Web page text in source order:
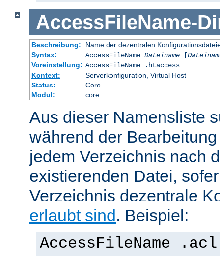
AccessFileName-
Beschreibung:
Name der dezentralen
Syntax:
AccessFileName Dateiname[
Voreinstellung: AccessFileName .htaccess
Kontext:
Serverkonfiguration, Virtual Host
Status:
Core
Modul:
core
Aus dieser Namensliste
während der
jedem Verzeichnis nach
existierenden Datei,
Verzeichnis dezentrale
erlaubt sind . Beispiel:
AccessFileName .acl